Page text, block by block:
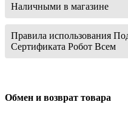
Наличными в магазине
Правила использования
Сертификата Робот Всем
Обмен и возврат товара